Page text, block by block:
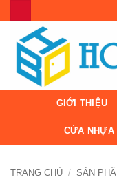
dung
GIỚI THIỆU
CỬA NHỰA
TRANG CHỦ / SẢN